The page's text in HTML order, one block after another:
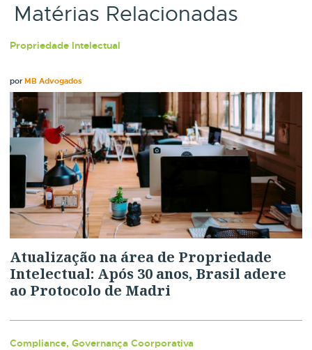
Matérias Relacionadas
Propriedade Intelectual
porMB Advogados
Atualização na área de Propriedade
Intelectual: Após 30 anos, Brasil adere
ao Protocolo de Madri
Compliance, Governança Coorporativa